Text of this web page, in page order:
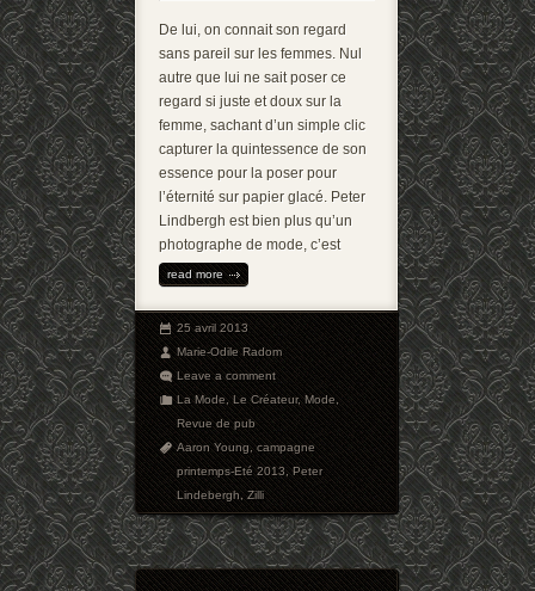
De lui, on connait son regard
sans pareil sur les femmes. Nul
autre que lui ne sait poser ce
regard si juste et doux sur la
femme, sachant d’un simple clic
capturer la quintessence de son
essence pour la poser pour
l’éternité sur papier glacé. Peter
Lindbergh est bien plus qu’un
photographe de mode, c’est
read more
25 avril 2013
Marie-Odile Radom
Leave a comment
La Mode,Le Créateur,Mode,
Revue de pub
Aaron Young,campagne
printemps-Eté 2013,Peter
Lindebergh,Zilli